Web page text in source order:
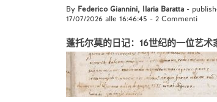
By Federico Giannini, Ilaria Baratta -
17/07/2026 alle 16:46:45 - 2 Commenti
蓬托尔莫的日记：16世纪的一位艺术